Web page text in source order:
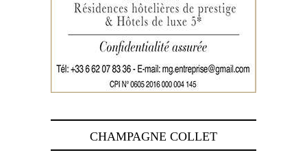
CHAMPAGNE COLLET